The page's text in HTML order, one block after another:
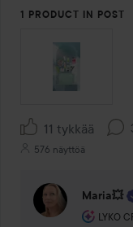
1 PRODUCT IN POST
11 tykkää
576 näyttöä
Maria💥
LYKO